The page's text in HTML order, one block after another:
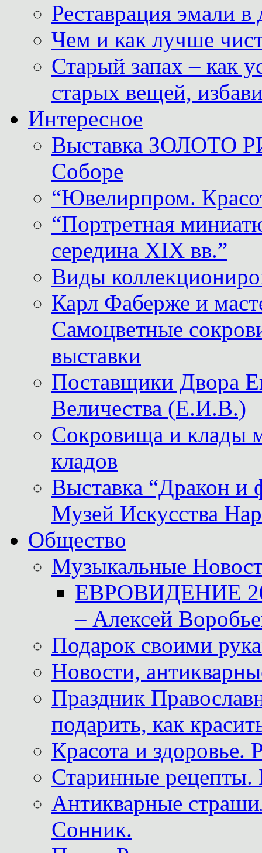
Реставрация эмали
Чем и как лучше
Старый запах – как
старых вещей,
Интересное
Выставка ЗОЛОТО
Соборе
“Ювелирпром.
“Портретная
середина XIX вв.”
Виды
Карл Фаберже и
Самоцветные
выставки
Поставщики
Величества (Е.И.В.)
Сокровища и клады
кладов
Выставка “Дракон и
Музей Искусства
Общество
Музыкальные
ЕВРОВИДЕНИЕ
– Алексей
Подарок своими
Новости,
Праздник
подарить, как
Красота и здоровье.
Старинные рецепты.
Антикварные
Сонник.